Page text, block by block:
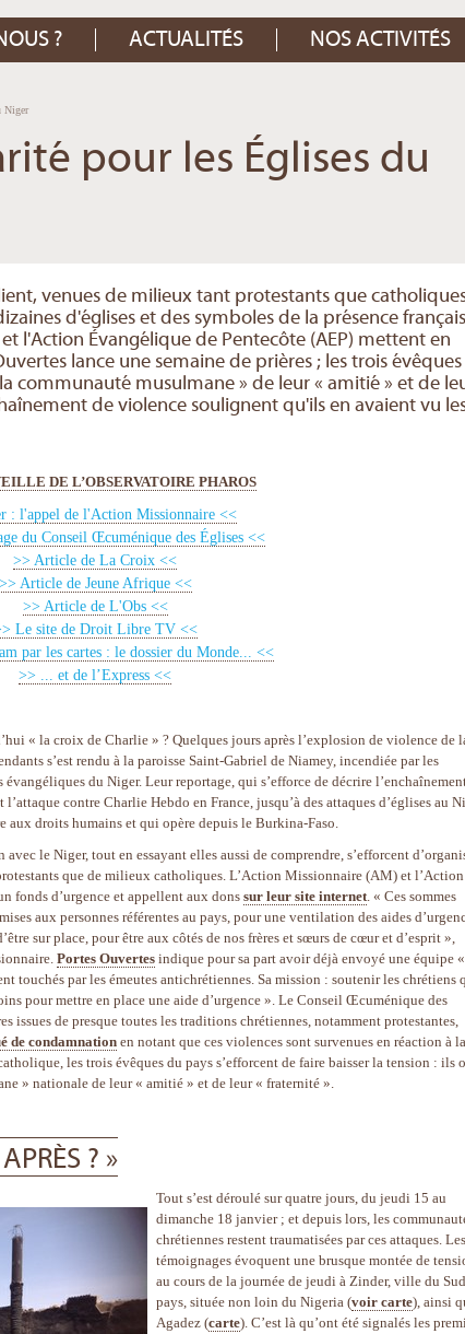
? ACTUALITÉS NOS ACTIVITÉS
Niger
pour les Églises du
venues de milieux tant protestants que
d'églises et des symboles de la présence
l'Action Évangélique de Pentecôte (AEP) mettent en
lance une semaine de prières ; les trois évêques
communauté musulmane » de leur « amitié » et de
de violence soulignent qu'ils en avaient vu
DE L’OBSERVATOIRE PHAROS
: l'appel de l'Action Missionnaire <<
du Conseil Œcuménique des Églises <<
>> Article de La Croix <<
>> Article de Jeune Afrique <<
>> Article de L'Obs <<
Le site de Droit Libre TV <<
par les cartes : le dossier du Monde... <<
>> ... et de l’Express <<
« la croix de Charlie » ? Quelques jours après l’explosion de violence de
s’est rendu à la paroisse Saint-Gabriel de Niamey, incendiée par les
du Niger. Leur reportage, qui s’efforce de décrire
contre Charlie Hebdo en France, jusqu’à des attaques d’églises au
aux droits humains et qui opère depuis le Burkina-Faso.
le Niger, tout en essayant elles aussi de comprendre, s’efforcent
que de milieux catholiques. L’Action Missionnaire (AM) et l’Action
fonds d’urgence et appellent aux dons sur leur site internet. « Ces sommes
aux personnes référentes au pays, pour une ventilation des aides
sur place, pour être aux côtés de nos frères et sœurs de cœur et d’esprit »,
Portes Ouvertes indique pour sa part avoir déjà envoyé une équipe
touchés par les émeutes antichrétiennes. Sa mission : soutenir les chrétiens
pour mettre en place une aide d’urgence ». Le Conseil Œcuménique des
issues de presque toutes les traditions chrétiennes, notamment protestantes,
de condamnation en notant que ces violences sont survenues en réaction à la
les trois évêques du pays s’efforcent de faire baisser la tension : ils
» nationale de leur « amitié » et de leur « fraternité ».
? »
Tout s’est déroulé sur quatre jours, du jeudi 15 au
dimanche 18 janvier ; et depuis lors, les
chrétiennes restent traumatisées par ces attaques. Les
témoignages évoquent une brusque montée de
au cours de la journée de jeudi à Zinder, ville du
pays, située non loin du Nigeria (voir carte), ainsi
Agadez (carte). C’est là qu’ont été signalés les